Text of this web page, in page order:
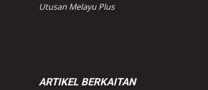
Utusan Melayu Plus
ARTIKEL BERKAITAN